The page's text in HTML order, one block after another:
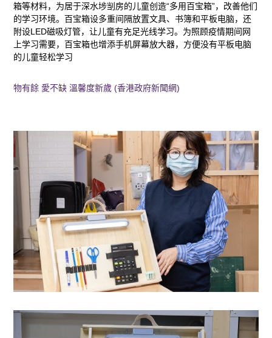
箱等材料，为居于深水埗㓥房的儿童创造“多用百宝箱”，改善他们
的学习环境。百宝箱设多重间隔放置文具、书簿和平板电脑，还
附设LED磁吸灯管，让儿童有充足光线学习。为照顾疫情期间网
上学习需要，百宝箱也增添手机屏幕放大器，方便没有平板电脑
的儿童轻松学习
物有餘 愛不缺 溫馨度新歲 (香港政府新聞網)